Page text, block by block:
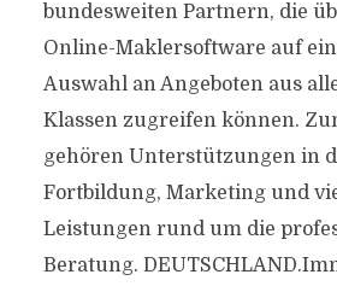
bundesweiten Partnern, die
Online-Maklersoftware auf
Auswahl an Angeboten aus
Klassen zugreifen können.
gehören Unterstützungen in
Fortbildung, Marketing und
Leistungen rund um die
Beratung.